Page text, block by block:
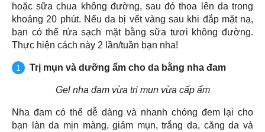
hoặc sữa chua không đường, sau đó thoa lên da trong
khoảng 20 phút. Nếu da bị vết vàng sau khi đắp mặt nạ,
bạn có thể rửa sạch mặt bằng sữa tươi không đường.
Thực hiện cách này 2 lần/tuần bạn nha!
Trị mụn và dưỡng ẩm cho da bằng nha đam
Gel nha đam vừa trị mụn vừa cấp ẩm
Nha đam có thể dễ dàng và nhanh chóng đem lại cho
bạn làn da mịn màng, giảm mụn, trắng da, căng da và